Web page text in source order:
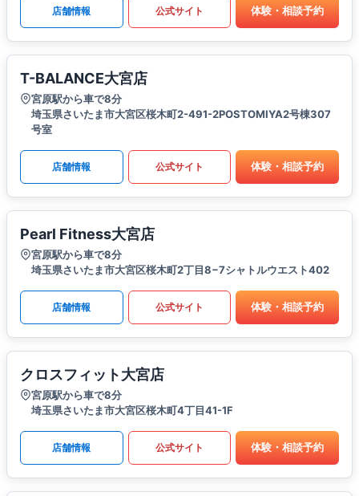
店舗情報 公式サイト 体験・相談予約
T-BALANCE大宮店
宮原駅から車で8分
埼玉県さいたま市大宮区桜木町2-491-2POSTOMIYA2号棟307
号室
店舗情報 公式サイト 体験・相談予約
Pearl Fitness大宮店
宮原駅から車で8分
埼玉県さいたま市大宮区桜木町2丁目8−7シャトルウエスト402
店舗情報 公式サイト 体験・相談予約
クロスフィット大宮店
宮原駅から車で8分
埼玉県さいたま市大宮区桜木町4丁目41-1F
店舗情報 公式サイト 体験・相談予約